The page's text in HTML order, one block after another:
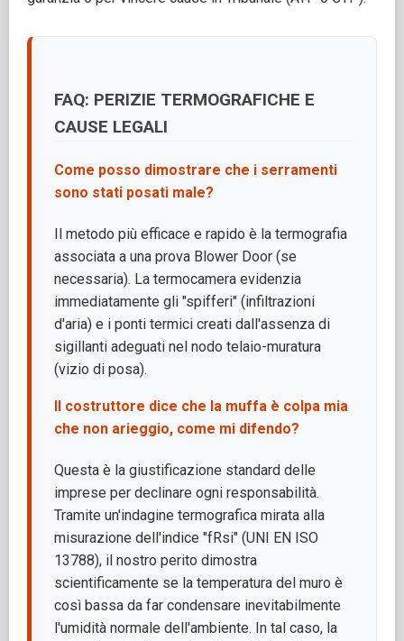
FAQ: PERIZIE TERMOGRAFICHE E
CAUSE LEGALI
Come posso dimostrare che i serramenti
sono stati posati male?
Il metodo più efficace e rapido è la termografia
associata a una prova Blower Door (se
necessaria). La termocamera evidenzia
immediatamente gli "spifferi" (infiltrazioni
d'aria) e i ponti termici creati dall'assenza di
sigillanti adeguati nel nodo telaio-muratura
(vizio di posa).
Il costruttore dice che la muffa è colpa mia
che non arieggio, come mi difendo?
Questa è la giustificazione standard delle
imprese per declinare ogni responsabilità.
Tramite un'indagine termografica mirata alla
misurazione dell'indice "fRsi" (UNI EN ISO
13788), il nostro perito dimostra
scientificamente se la temperatura del muro è
così bassa da far condensare inevitabilmente
l'umidità normale dell'ambiente. In tal caso, la